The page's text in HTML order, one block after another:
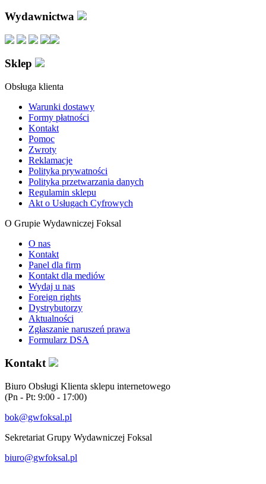
Wydawnictwa
Sklep
Obsługa klienta
Warunki dostawy
Formy płatności
Kontakt
Pomoc
Zwroty
Reklamacje
Polityka prywatności
Polityka przetwarzania danych
Regulamin sklepu
Akt o Usługach Cyfrowych
O Grupie Wydawniczej Foksal
O nas
Kontakt
Panel dla firm
Kontakt dla mediów
Wydaj u nas
Foreign rights
Dystrybutorzy
Aktualności
Zgłaszanie naruszeń prawa
Formularz DSA
Kontakt
Biuro Obsługi Klienta sklepu internetowego
(Pn - Pt: 9:00 - 17:00)
bok@gwfoksal.pl
Sekretariat Grupy Wydawniczej Foksal
biuro@gwfoksal.pl